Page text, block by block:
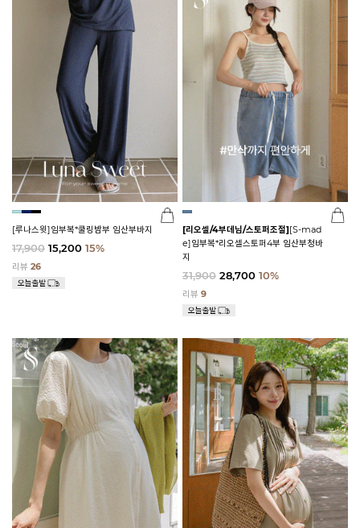
[루나스윗]임부복*쿨링밤부 임산부바지
17,900 15,200 15%
리뷰 26
[리오셀/4부데님/스토퍼조절][S-mad
e]임부복*리오셀스토퍼4부 임산부청바
지
31,900 28,700 10%
리뷰 9